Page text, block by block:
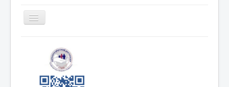
Toggle
Navigation
О Нас
Специалисты